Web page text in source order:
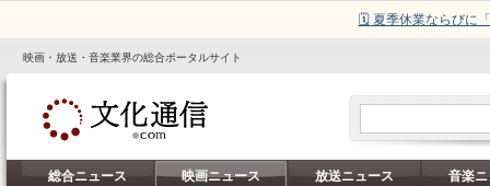
🗓️ 夏季休業ならびに
映画・放送・音楽業界の総合ポータルサイト
総合ニュース 映画ニュース 放送ニュース 音楽